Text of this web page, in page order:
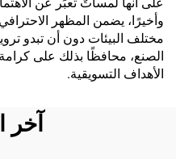
وأخيرًا، يضمن المظهر
مختلف البيئات دون أن تبدو
الصنع، محافظًا بذلك على كرامة
الأهداف التسويقية.
آخر